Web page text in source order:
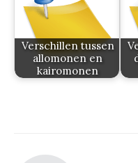
Verschillen tussen
allomonen en
kairomonen